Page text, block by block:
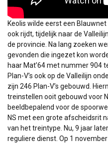
Keolis wilde eerst een
ook rijdt, tijdelijk naar de
de provincie. Na lang zoeken
gevonden die ingezet kon
haar Mat’64 met nummer 904
Plan-V’s ook op de Valleilijn
zijn 246 Plan-V’s gebouwd.
treinstellen ooit gebouwd voor
beeldbepalend voor de
NS met een grote afscheidsrit
van het treintype. Nu, 9 jaar
reguliere dienst. Op 1